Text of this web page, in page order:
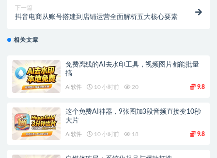
下一篇
抖音电商从账号搭建到店铺运营全面解析五大核心要素
相关文章
免费离线的AI去水印工具，视频图片都能批量
搞
Ai软件 10 小时前 20 9.8
这个免费AI神器，9张图加3段音频直接变10秒
大片
Ai软件 10 小时前 18 9.8